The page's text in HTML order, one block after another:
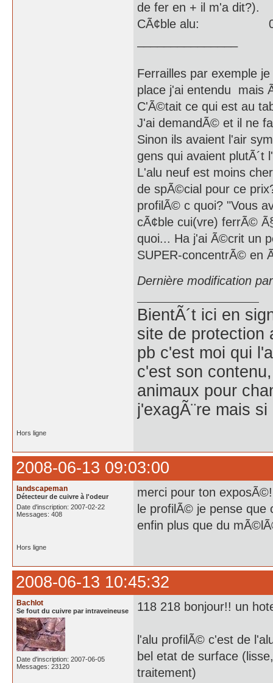
de fer en + il m'a dit?).
CÃ¢ble alu:
Ferrailles par exemple
place j'ai entendu mais
C'Ã©tait ce qui est au
J'ai demandÃ© et il ne
Sinon ils avaient l'air
gens qui avaient
L'alu neuf est moins
de spÃ©cial pour ce
profilÃ© c quoi? "Vous
cÃ¢ble cui(vre) ferrÃ©
quoi... Ha j'ai Ã©crit un
SUPER-concentrÃ© en
Dernière modification
BientÃ´t ici en
site de protection
pb c'est moi qui
c'est son
animaux pour
j'exagÃ¨re mais si
Hors ligne
2008-06-13 09:03:00
landscapeman
Détecteur de cuivre à l'odeur
Date d'inscription: 2007-02-22
Messages: 408
merci pour ton exposÃ©!
le profilÃ© je pense que
enfin plus que du
Hors ligne
2008-06-13 10:45:32
Bachlot
Se fout du cuivre par intraveineuse
Date d'inscription: 2007-06-05
Messages: 23120
118 218 bonjour!! un
l'alu profilÃ© c'est de
bel etat de surface
traitement)